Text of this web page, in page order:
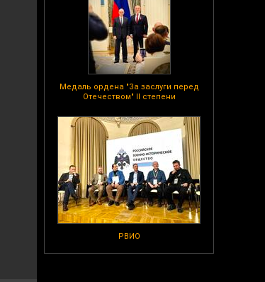
Медаль ордена "За заслуги перед
Отечеством" II степени
РВИО